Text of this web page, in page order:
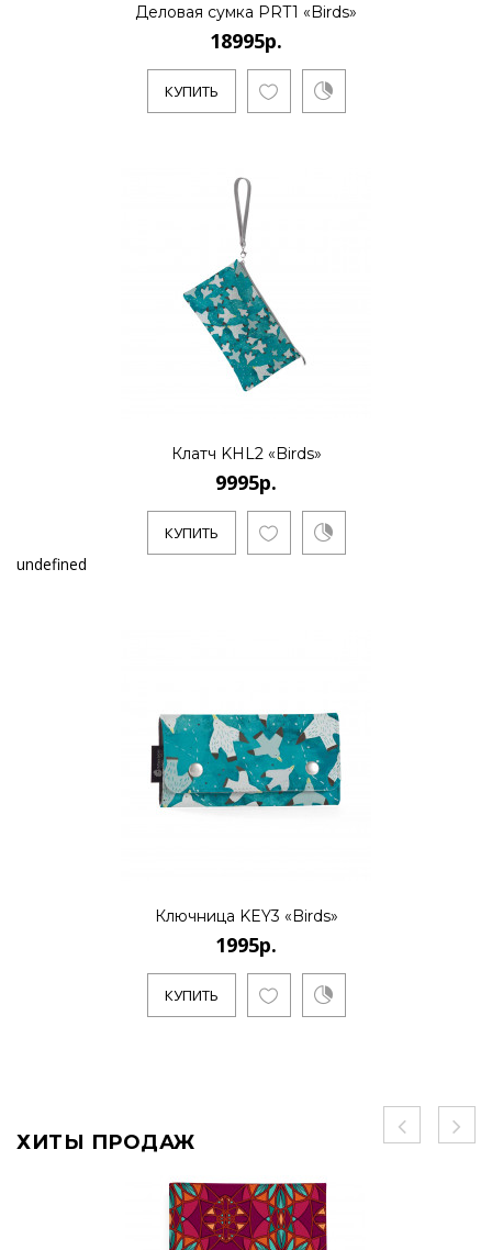
Деловая сумка PRT1 «Birds»
18995р.
КУПИТЬ
Клатч KHL2 «Birds»
9995р.
КУПИТЬ
undefined
Ключница KEY3 «Birds»
1995р.
КУПИТЬ
ХИТЫ ПРОДАЖ